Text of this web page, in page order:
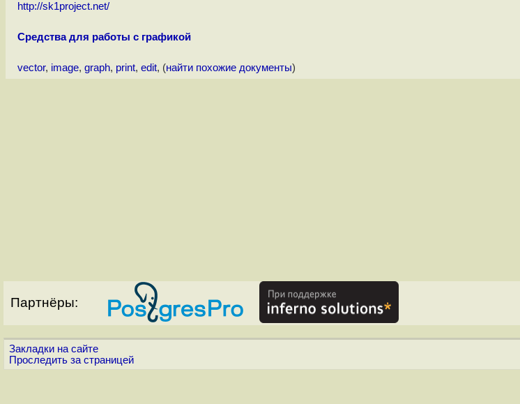
http://sk1project.net/
Средства для работы с графикой
vector, image, graph, print, edit, (найти похожие документы)
Партнёры:
Закладки на сайте
Проследить за страницей